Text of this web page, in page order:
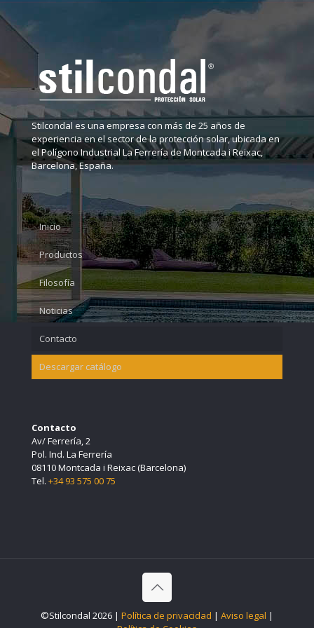
Stilcondal es una empresa con más de 25 años de
experiencia en el sector de la protección solar, ubicada en
el Polígono Industrial La Ferrería de Montcada i Reixac,
Barcelona, España.
Inicio
Productos
Filosofía
Noticias
Contacto
Descargar catálogo
Contacto
Av/ Ferrería, 2
Pol. Ind. La Ferrería
08110 Montcada i Reixac (Barcelona)
Tel. +34 93 575 00 75
©Stilcondal 2026 | Política de privacidad | Aviso legal |